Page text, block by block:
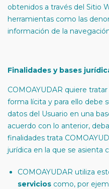
obtenidos a través del Sitio
herramientas como las
información de la
Finalidades y bases
COMOAYUDAR quiere
forma lícita y para ello debe
datos del Usuario en una
acuerdo con lo anterior,
finalidades trata
jurídica en la que se asienta
COMOAYUDAR utiliza
servicios como, por